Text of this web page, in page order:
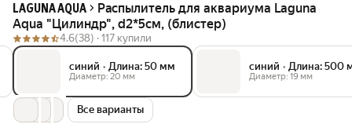
LAGUNA AQUA
Распылитель для аквариума Laguna
Aqua "Цилиндр", d2*5cм, (блистер)
4.6(38) · 117 купили
синий • Длина: 50 мм
Диаметр: 20 мм
синий • Длина: 500
Диаметр: 19 мм
Все варианты